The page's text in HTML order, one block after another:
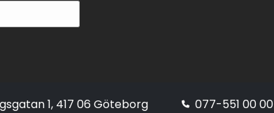
1, 417 06 Göteborg 077-551 00 00